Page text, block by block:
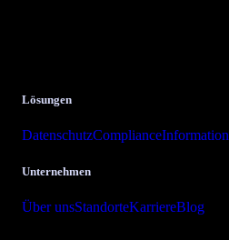
Lösungen
DatenschutzCompliance
Unternehmen
Über unsStandorteKarriereBlog